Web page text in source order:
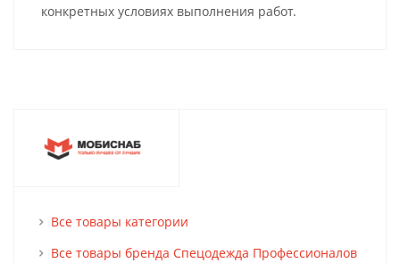
конкретных условиях выполнения работ.
Все товары категории
Все товары бренда Спецодежда Профессионалов